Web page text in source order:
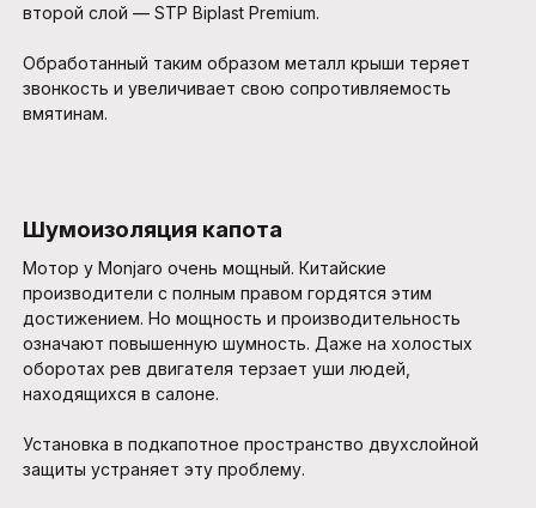
второй слой — STP Biplast Premium.
Обработанный таким образом металл крыши теряет
звонкость и увеличивает свою сопротивляемость
вмятинам.
Шумоизоляция капота
Мотор у Monjaro очень мощный. Китайские
производители с полным правом гордятся этим
достижением. Но мощность и производительность
означают повышенную шумность. Даже на холостых
оборотах рев двигателя терзает уши людей,
находящихся в салоне.
Установка в подкапотное пространство двухслойной
защиты устраняет эту проблему.